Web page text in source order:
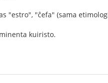
"estro", "ĉefa" (sama
kuiristo.